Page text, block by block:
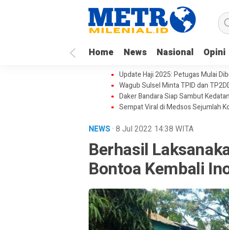
Home News Nasional Opini
Update Haji 2025: Petugas Mulai
Wagub Sulsel Minta TPID dan
Daker Bandara Siap Sambut
Sempat Viral di Medsos Sejumlah
NEWS· 8 Jul 2022 14:38 WITA
Berhasil
Bontoa Kembali